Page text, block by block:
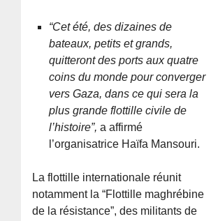
“Cet été, des dizaines de
bateaux, petits et grands,
quitteront des ports aux quatre
coins du monde pour converger
vers Gaza, dans ce qui sera la
plus grande flottille civile de
l’histoire”, a affirmé
l’organisatrice Haïfa Mansouri.
La flottille internationale réunit
notamment la “Flottille maghrébine
de la résistance”, des militants de